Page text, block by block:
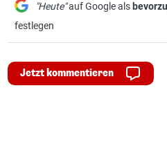
"Heute"auf Google als
festlegen
Jetzt kommentieren